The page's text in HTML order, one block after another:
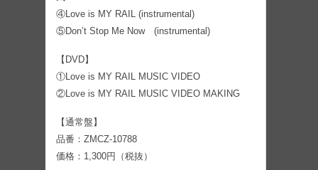
④Love is MY RAIL (instrumental)
⑤Don’t Stop Me Now (instrumental)
【DVD】
①Love is MY RAIL MUSIC VIDEO
②Love is MY RAIL MUSIC VIDEO MAKING
【通常盤】
品番：ZMCZ-10788
価格：1,300円（税抜）